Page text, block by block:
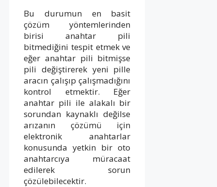
Bu durumun en basit
çözüm yöntemlerinden
birisi anahtar pili
bitmediğini tespit etmek ve
eğer anahtar pili bitmişse
pili değiştirerek yeni pille
aracın çalışıp çalışmadığını
kontrol etmektir. Eğer
anahtar pili ile alakalı bir
sorundan kaynaklı değilse
arızanın çözümü için
elektronik anahtarlar
konusunda yetkin bir oto
anahtarcıya müracaat
edilerek sorun
çözülebilecektir.